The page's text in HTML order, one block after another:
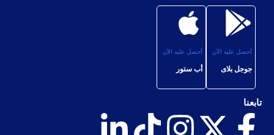
أحصل عليه الآن
جوجل بلاى
أحصل عليه الآن
أب ستور
تابعنا